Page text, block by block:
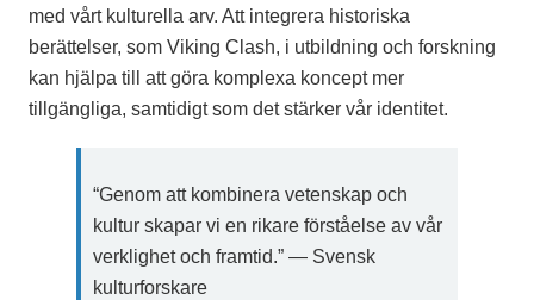
med vårt kulturella arv. Att integrera historiska
berättelser, som Viking Clash, i utbildning och forskning
kan hjälpa till att göra komplexa koncept mer
tillgängliga, samtidigt som det stärker vår identitet.
“Genom att kombinera vetenskap och
kultur skapar vi en rikare förståelse av vår
verklighet och framtid.” — Svensk
kulturforskare